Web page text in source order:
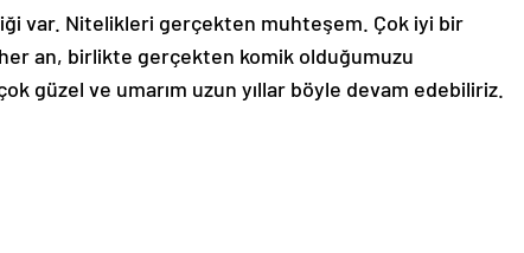
var. Nitelikleri gerçekten muhteşem. Çok iyi bir
an, birlikte gerçekten komik olduğumuzu
güzel ve umarım uzun yıllar böyle devam edebiliriz.